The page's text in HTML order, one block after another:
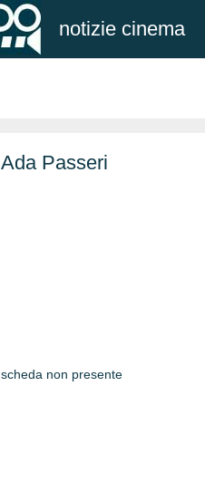
notizie cinema
Ada Passeri
scheda non presente